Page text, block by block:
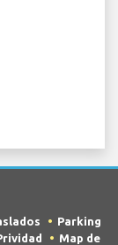
Parking
Map de